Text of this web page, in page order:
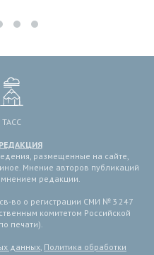
РЕДАКЦИЯ
размещенные на сайте,
Мнение авторов публикаций
редакции.
во о регистрации СМИ № 3 247
комитетом Российской
печати).
данных, Политика обработки